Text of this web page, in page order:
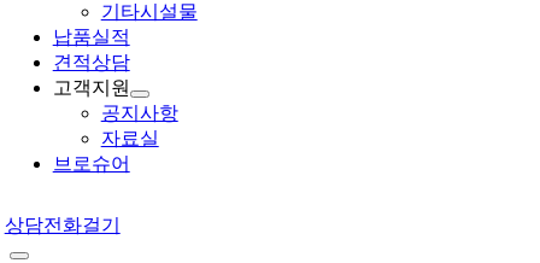
기타시설물
납품실적
견적상담
고객지원
공지사항
자료실
브로슈어
상담전화걸기